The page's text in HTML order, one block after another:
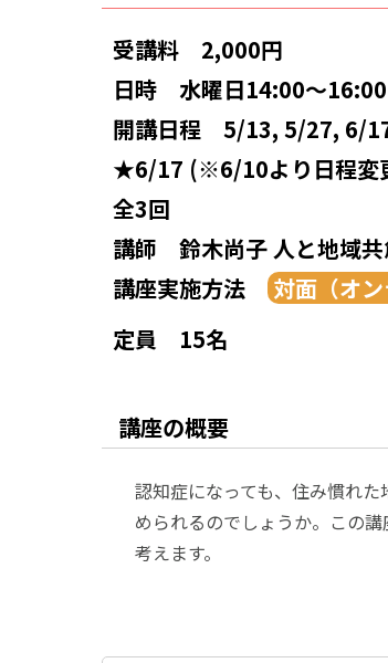
受講料
2,000円
日時
水曜日14:00～16:00
開講日程
5/13, 5/27, 6/
★6/17 (※6/10より日程変
全3回
講師
鈴木尚子 人と地域
講座実施方法
定員
15名
講座の概要
認知症になっても、住み慣れ
められるのでしょうか。この
考えます。